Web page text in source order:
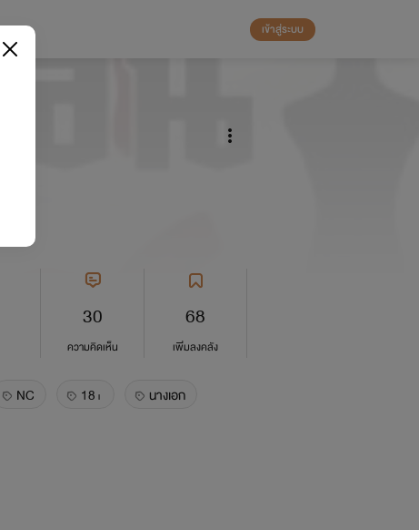
เข้าสู่ระบบ
30
ความคิดเห็น
68
เพิ่มลงคลัง
NC 18+
นางเอก